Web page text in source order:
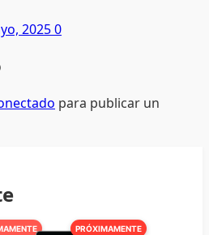
20250
para publicar un
PRÓXIMAMENTE